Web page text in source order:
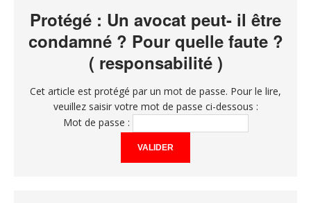
Protégé : Un avocat peut- il être
condamné ? Pour quelle faute ?
( responsabilité )
Cet article est protégé par un mot de passe. Pour le lire,
veuillez saisir votre mot de passe ci-dessous :
Mot de passe :